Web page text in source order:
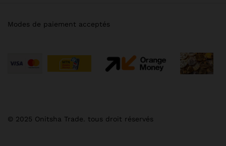
© 2025 Onitsha Trade. tous droit réservés
Modes de paiement acceptés